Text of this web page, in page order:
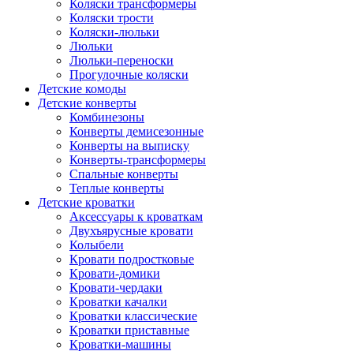
Коляски трансформеры
Коляски трости
Коляски-люльки
Люльки
Люльки-переноски
Прогулочные коляски
Детские комоды
Детские конверты
Комбинезоны
Конверты демисезонные
Конверты на выписку
Конверты-трансформеры
Спальные конверты
Теплые конверты
Детские кроватки
Аксессуары к кроваткам
Двухъярусные кровати
Колыбели
Кровати подростковые
Кровати-домики
Кровати-чердаки
Кроватки качалки
Кроватки классические
Кроватки приставные
Кроватки-машины